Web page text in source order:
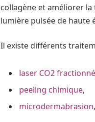
collagène et améliorer la
lumière pulsée de haute
Il existe différents
laser CO2 fractionné
peeling chimique,
microdermabrasion